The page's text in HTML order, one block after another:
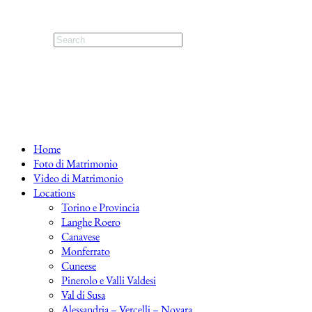
Home
Foto di Matrimonio
Video di Matrimonio
Locations
Torino e Provincia
Langhe Roero
Canavese
Monferrato
Cuneese
Pinerolo e Valli Valdesi
Val di Susa